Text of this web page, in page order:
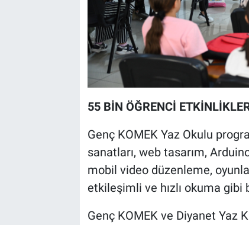
55 BİN ÖĞRENCİ
Genç KOMEK Yaz Okulu
sanatları, web tasarım,
mobil video düzenleme,
etkileşimli ve hızlı okuma
Genç KOMEK ve Diyanet Yaz